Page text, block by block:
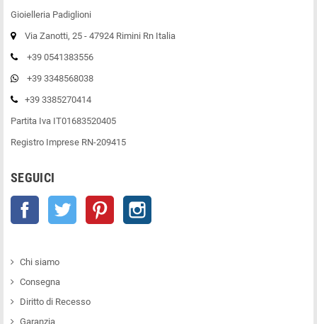
Gioielleria Padiglioni
Via Zanotti, 25 - 47924 Rimini Rn Italia
+39 0541383556
+39 3348568038
+39 3385270414
Partita Iva IT01683520405
Registro Imprese RN-209415
SEGUICI
Facebook Twitter Pinterest
Chi siamo
Consegna
Diritto di Recesso
Garanzia